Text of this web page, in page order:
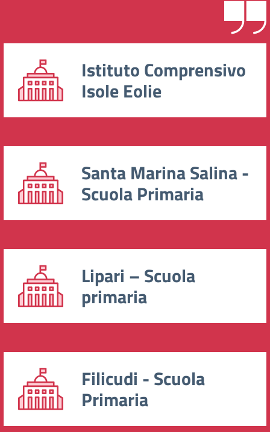
Istituto Comprensivo
Isole Eolie
Santa Marina Salina -
Scuola Primaria
Lipari – Scuola
primaria
Filicudi - Scuola
Primaria